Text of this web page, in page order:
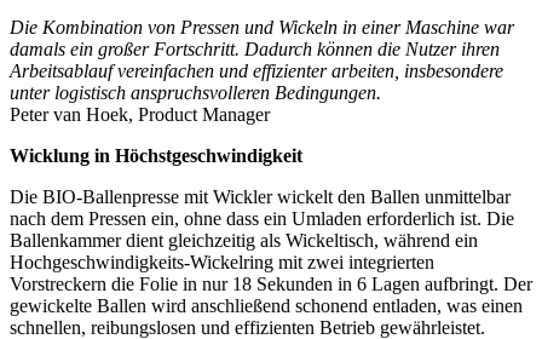
Die Kombination von Pressen und Wickeln in einer Maschine war
damals ein großer Fortschritt. Dadurch können die Nutzer ihren
Arbeitsablauf vereinfachen und effizienter arbeiten, insbesondere
unter logistisch anspruchsvolleren Bedingungen.
Peter van Hoek, Product Manager
Wicklung in Höchstgeschwindigkeit
Die BIO-Ballenpresse mit Wickler wickelt den Ballen unmittelbar
nach dem Pressen ein, ohne dass ein Umladen erforderlich ist. Die
Ballenkammer dient gleichzeitig als Wickeltisch, während ein
Hochgeschwindigkeits-Wickelring mit zwei integrierten
Vorstreckern die Folie in nur 18 Sekunden in 6 Lagen aufbringt. Der
gewickelte Ballen wird anschließend schonend entladen, was einen
schnellen, reibungslosen und effizienten Betrieb gewährleistet.